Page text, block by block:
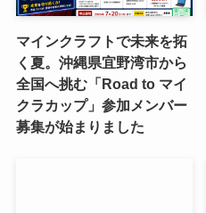
マインクラフトで未来を拓
く夏。沖縄県宜野湾市から
全国へ挑む「Road to マイ
クラカップ」参加メンバー
募集が始まりました